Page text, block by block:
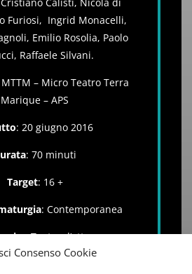
Consenso Cookie
Furiosi, Ingrid Monacelli,
Emilio Rosolia, Paolo
Raffaele Silvani.
MTTM – Micro Teatro Terra
Marique – APS
: 20 giugno 2016
: 70 minuti
Target: 16 +
: Contemporanea
: Teatro d’attore